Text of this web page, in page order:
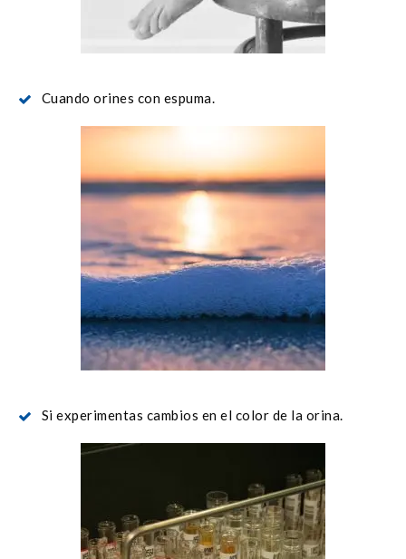
Cuando orines con espuma.
Si experimentas cambios en el color de la orina.